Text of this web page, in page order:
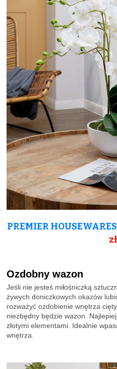
PREMIER
zł
Ozdobny wazon
Jeśli nie jesteś miłośniczką
żywych doniczkowych okazów
rozważyć ozdobienie wnętrza
niezbędny będzie wazon.
złotymi elementami. Idealnie
wnętrza.